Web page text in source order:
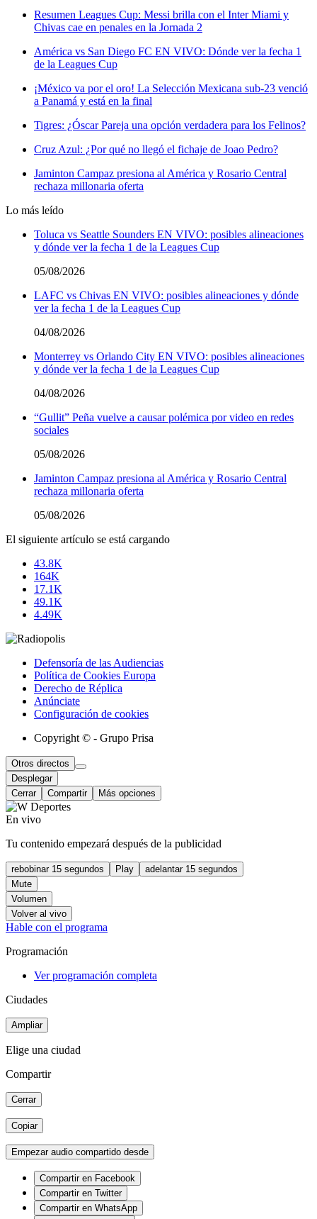
Resumen Leagues Cup: Messi brilla con el Inter Miami y
Chivas cae en penales en la Jornada 2
América vs San Diego FC EN VIVO: Dónde ver la fecha 1
de la Leagues Cup
¡México va por el oro! La Selección Mexicana sub-23 venció
a Panamá y está en la final
Tigres: ¿Óscar Pareja una opción verdadera para los Felinos?
Cruz Azul: ¿Por qué no llegó el fichaje de Joao Pedro?
Jaminton Campaz presiona al América y Rosario Central
rechaza millonaria oferta
Lo más leído
Toluca vs Seattle Sounders EN VIVO: posibles alineaciones
y dónde ver la fecha 1 de la Leagues Cup
05/08/2026
LAFC vs Chivas EN VIVO: posibles alineaciones y dónde
ver la fecha 1 de la Leagues Cup
04/08/2026
Monterrey vs Orlando City EN VIVO: posibles alineaciones
y dónde ver la fecha 1 de la Leagues Cup
04/08/2026
“Gullit” Peña vuelve a causar polémica por video en redes
sociales
05/08/2026
Jaminton Campaz presiona al América y Rosario Central
rechaza millonaria oferta
05/08/2026
El siguiente artículo se está cargando
43.8K
164K
17.1K
49.1K
4.49K
Defensoría de las Audiencias
Política de Cookies Europa
Derecho de Réplica
Anúnciate
Configuración de cookies
Copyright © - Grupo Prisa
Otros directos
Desplegar
Cerrar
Compartir Más opciones
En vivo
Tu contenido empezará después de la publicidad
rebobinar 15 segundos Play
adelantar 15 segundos
Mute
Volumen
Volver al vivo
Hable con el programa
Programación
Ver programación completa
Ciudades
Ampliar
Elige una ciudad
Compartir
Cerrar
Copiar
Empezar audio compartido desde
Compartir en Facebook
Compartir en Twitter
Compartir en WhatsApp